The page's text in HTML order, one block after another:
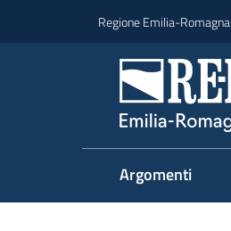
Regione Emilia-Romagna
Argomenti